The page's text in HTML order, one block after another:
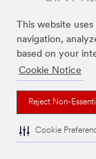
This website
navigation,
based on your
Cookie Notice
Reject Non-
Cookie
当サイト上